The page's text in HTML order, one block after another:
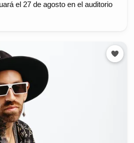
el 27 de agosto en el auditorio